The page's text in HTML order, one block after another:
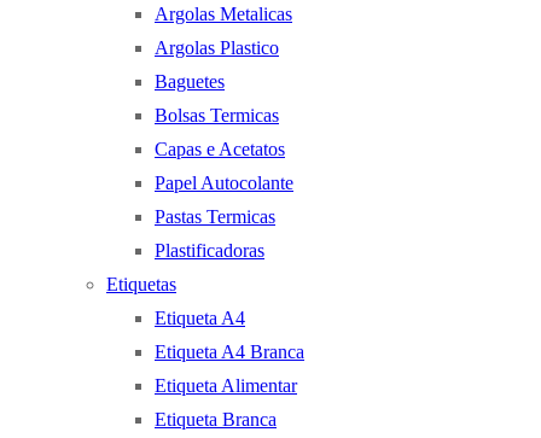
Argolas Metalicas
Argolas Plastico
Baguetes
Bolsas Termicas
Capas e Acetatos
Papel Autocolante
Pastas Termicas
Plastificadoras
Etiquetas
Etiqueta A4
Etiqueta A4 Branca
Etiqueta Alimentar
Etiqueta Branca